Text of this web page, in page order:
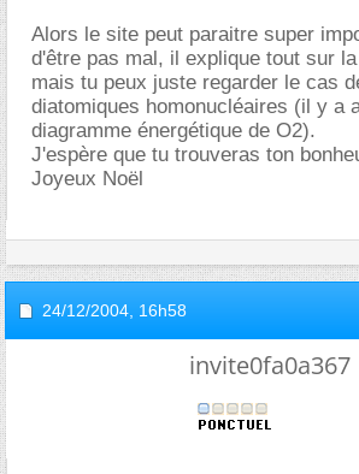
Alors le site peut paraitre super
d'être pas mal, il explique tout sur
mais tu peux juste regarder le cas
diatomiques homonucléaires (il y a
diagramme énergétique de O2).
J'espère que tu trouveras ton
Joyeux Noël
24/12/2004, 16h58
invite0fa0a367